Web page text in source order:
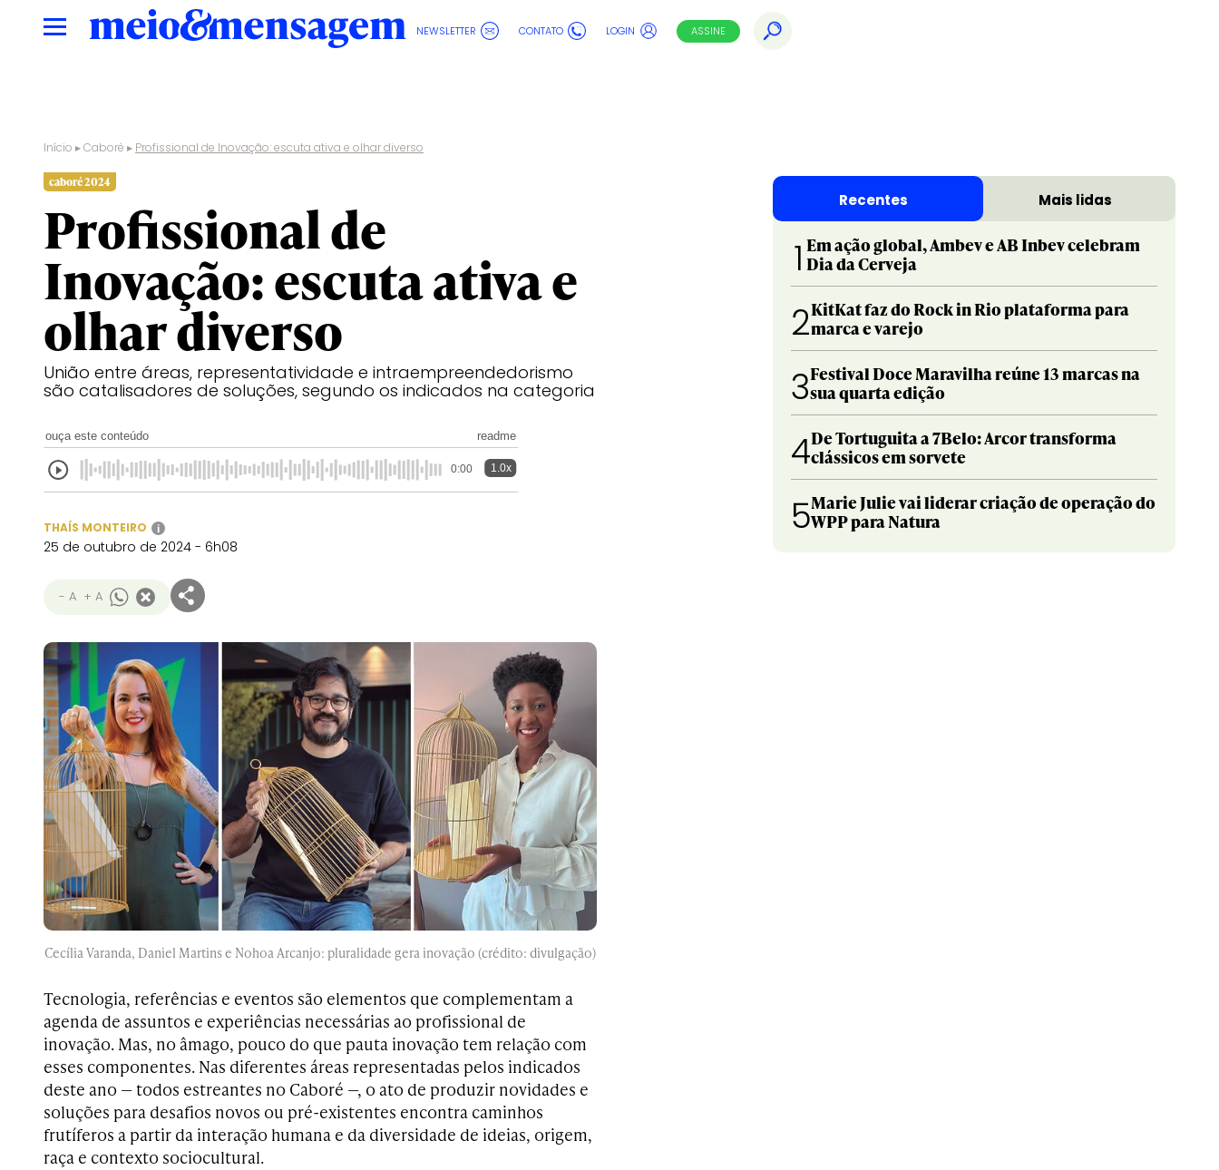
NEWSLETTER CONTATO LOGIN ASSINE
Início ▸Caboré ▸ Profissional de Inovação: escuta ativa e olhar diverso
caboré 2024
Profissional de
Inovação: escuta ativa e
olhar diverso
União entre áreas, representatividade e intraempreendedorismo
são catalisadores de soluções, segundo os indicados na categoria
ouça este conteúdo readme
0:00 1.0x
THAÍS MONTEIRO i
25 de outubro de 2024 - 6h08
- A + A
Cecília Varanda, Daniel Martins e Nohoa Arcanjo: pluralidade gera inovação (crédito: divulgação)
Tecnologia, referências e eventos são elementos que complementam a
agenda de assuntos e experiências necessárias ao profissional de
inovação. Mas, no âmago, pouco do que pauta inovação tem relação com
esses componentes. Nas diferentes áreas representadas pelos indicados
deste ano — todos estreantes no Caboré —, o ato de produzir novidades e
soluções para desafios novos ou pré-existentes encontra caminhos
frutíferos a partir da interação humana e da diversidade de ideias, origem,
raça e contexto sociocultural.
Recentes Mais lidas
1 Em ação global, Ambev e AB Inbev celebram
Dia da Cerveja
2KitKat faz do Rock in Rio plataforma para
marca e varejo
3Festival Doce Maravilha reúne 13 marcas na
sua quarta edição
4De Tortuguita a 7Belo: Arcor transforma
clássicos em sorvete
5Marie Julie vai liderar criação de operação do
WPP para Natura